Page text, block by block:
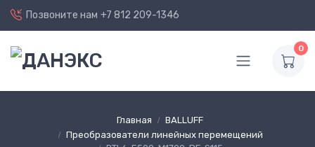
Позвоните нам +7 812 209-1346
0
Главная
BALLUFF
Преобразователи линейных перемещений